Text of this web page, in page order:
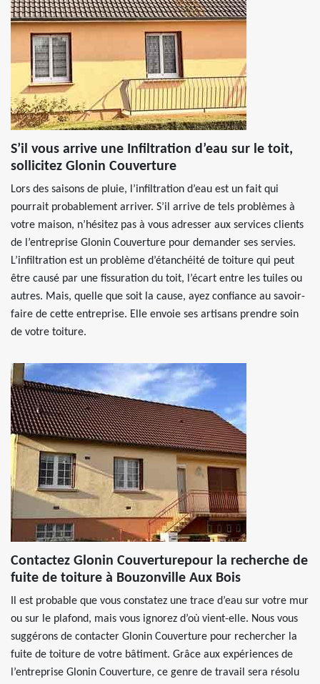
S’il vous arrive une Infiltration d’eau sur le toit,
sollicitez Glonin Couverture
Lors des saisons de pluie, l’infiltration d’eau est un fait qui
pourrait probablement arriver. S’il arrive de tels problèmes à
votre maison, n’hésitez pas à vous adresser aux services clients
de l’entreprise Glonin Couverture pour demander ses servies.
L’infiltration est un problème d’étanchéité de toiture qui peut
être causé par une fissuration du toit, l’écart entre les tuiles ou
autres. Mais, quelle que soit la cause, ayez confiance au savoir-
faire de cette entreprise. Elle envoie ses artisans prendre soin
de votre toiture.
Contactez Glonin Couverturepour la recherche de
fuite de toiture à Bouzonville Aux Bois
Il est probable que vous constatez une trace d’eau sur votre mur
ou sur le plafond, mais vous ignorez d’où vient-elle. Nous vous
suggérons de contacter Glonin Couverture pour rechercher la
fuite de toiture de votre bâtiment. Grâce aux expériences de
l’entreprise Glonin Couverture, ce genre de travail sera résolu